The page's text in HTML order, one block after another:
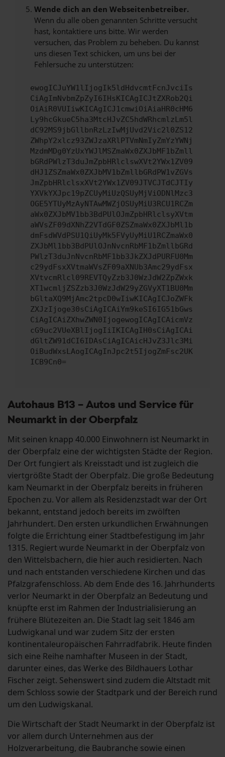
Wende dich an den Webseitenbetreiber.
Wenn du alle oben genannten Schritte versucht
hast, kontaktiere uns bitte. Wir werden
versuchen, das Problem zu beheben. Du kannst
uns diesen Text schicken, um uns bei der
Fehlersuche zu unterstützen:
ewogICJuYW1lIjogIk5ldHdvcmtFcnJvciIs
CiAgImNvbmZpZyI6IHsKICAgICJtZXRob2Qi
OiAiR0VUIiwKICAgICJ1cmwiOiAiaHR0cHM6
Ly9hcGkueC5ha3MtcHJvZC5hdWRhcmlzLm5l
dC92MS9jbGllbnRzLzIwMjUvd2Vic2l0ZS12
ZWhpY2xlcz93ZWJzaXRlPTVmNmIyZmYzYWNj
MzdmMDg0YzUxYWJlMSZmaWx0ZXJbMF1bZmll
bGRdPWlzT3duJmZpbHRlclswXVt2YWx1ZV09
dHJ1ZSZmaWx0ZXJbMV1bZmllbGRdPW1vZGVs
JmZpbHRlclsxXVt2YWx1ZV09JTVCJTdCJTIy
YXVkYXJpc19pZCUyMiUzQSUyMjViODNlMzc3
OGE5YTUyMzAyNTAwMWZjOSUyMiU3RCU1RCZm
aWx0ZXJbMV1bb3BdPUlOJmZpbHRlclsyXVtm
aWVsZF09dXNhZ2VTdGF0ZSZmaWx0ZXJbMl1b
dmFsdWVdPSU1QiUyMk5FVyUyMiU1RCZmaWx0
ZXJbMl1bb3BdPUlOJnNvcnRbMF1bZmllbGRd
PWlzT3duJnNvcnRbMF1bb3JkZXJdPURFU0Mm
c29ydFsxXVtmaWVsZF09aXNUb3Amc29ydFsx
XVtvcmRlcl09REVTQyZzb3J0WzJdW2ZpZWxk
XT1wcmljZSZzb3J0WzJdW29yZGVyXT1BU0Mm
bGltaXQ9MjAmc2tpcD0wIiwKICAgICJoZWFk
ZXJzIjoge30sCiAgICAiYm9keSI6IG51bGws
CiAgICAiZXhwZWN0IjogewogICAgICAicmVz
cG9uc2VUeXBlIjogIiIKICAgIH0sCiAgICAi
dGltZW91dCI6IDAsCiAgICAicHJvZ3Jlc3Mi
OiBudWxsLAogICAgInJpc2t5IjogZmFsc2UK
ICB9Cn0=
Autohaus B13 – Autos und Service für
Neumarkt in der Oberpfalz
Mit seinen knapp 40.000 Einwohnern ist Neumarkt in
der Oberpfalz eine der wichtigsten Städte der Region.
Der Ort fungiert als Kreisstadt und ist zugleich die
viertgrößte Stadt der Oberpfalz. Die große Bedeutung
kam Neumarkt in der Oberpfalz bereits in früheren
Epochen zu. Vor allem als Residenzstadt war der Ort
bekannt, entstand jedoch bereits im zwölften
Jahrhundert. Den ersten urkundlichen Erwähnungen
folgte die Errichtung einer Stadtbefestigung im Jahr
1315. Regiert wurde Neumarkt in der Oberpfalz von
den Wittelsbachern, die hier auch residierten. Nach
und nach entstanden verschiedene Kirchen und das
Pfalzgrafenschloss. Ab dem Ende des 16. Jahrhunderts
verlor Neumarkt in der Oberpfalz an Bedeutung und
knüpfte erst im Rahmen der Industrialisierung an
frühere Blütezeiten an. Die Stadt lag seit 1846 am
Ludwigkanal und war zudem Sitz der ersten
kontinentaleuropäischen Fahrradfabrik. Heute finden
sich eine Reihe namhafter Museen in der Stadt,
darunter eines, das Werke des Bildhauers Lothar
Fischer zeigt. Sehenswert sind zudem die Altstadt mit
dem Schloss sowie der Stadtpark und der Bereich rund
um den Ludwigskanal.
Die Wirtschaft der Stadt Neumarkt in der Oberpfalz ist
vor allem durch Unternehmen aus der
Holzverarbeitung, die Baubranche sowie einen